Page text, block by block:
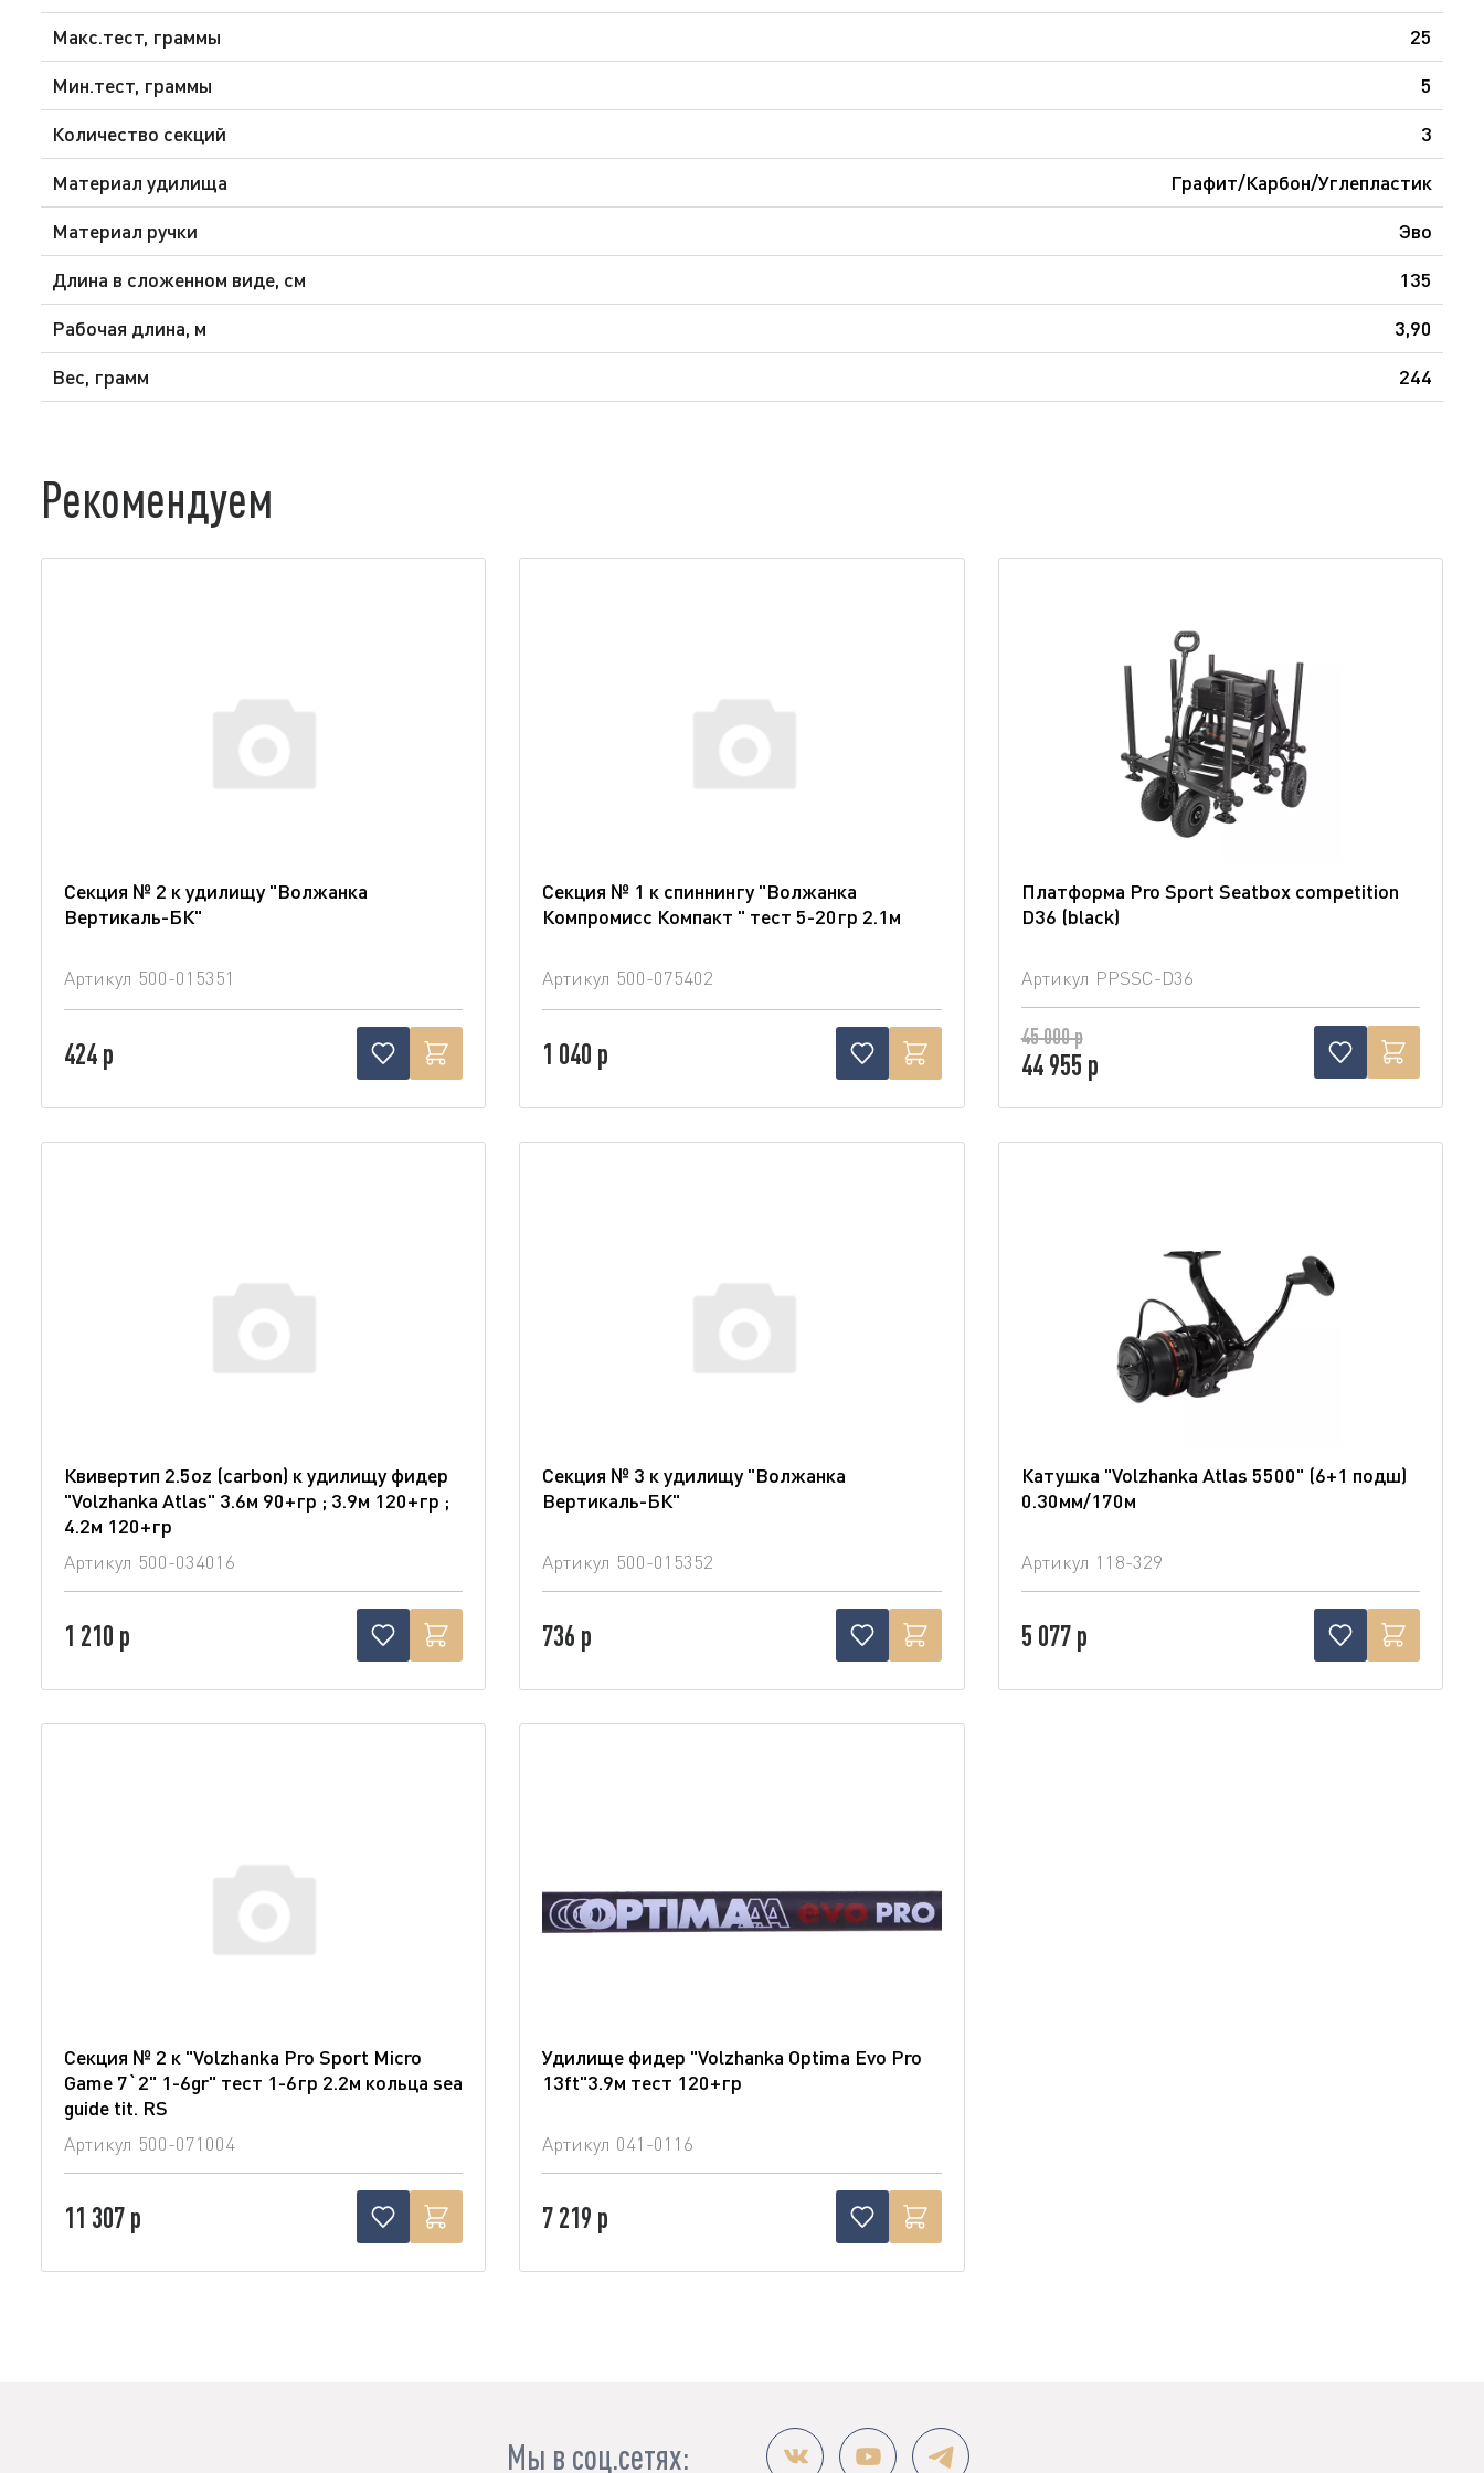
Макс.тест, граммы
25
Мин.тест, граммы
5
Количество секций
3
Материал удилища
Графит/Карбон/Углепластик
Материал ручки
Эво
Длина в сложенном виде, см
135
Рабочая длина, м
3,90
Вес, грамм
244
Рекомендуем
Секция № 2 к удилищу "Волжанка
Вертикаль-БК"
Артикул 500-015351
424 р
Секция № 1 к спиннингу "Волжанка
Компромисс Компакт " тест 5-20гр 2.1м
Артикул 500-075402
1 040 р
Платформа Pro Sport Seatbox competition
D36 (blaсk)
Артикул PPSSC-D36
45 000 р
44 955 р
Квивертип 2.5oz (carbon) к удилищу фидер
"Volzhanka Atlas" 3.6м 90+гр ; 3.9м 120+гр ;
4.2м 120+гр
Артикул 500-034016
1 210 р
Секция № 3 к удилищу "Волжанка
Вертикаль-БК"
Артикул 500-015352
736 р
Катушка "Volzhanka Atlas 5500" (6+1 подш)
0.30мм/170м
Артикул 118-329
5 077 р
Секция № 2 к "Volzhanka Pro Sport Micro
Game 7`2" 1-6gr" тест 1-6гр 2.2м кольца sea
guide tit. RS
Артикул 500-071004
11 307 р
Удилище фидер "Volzhanka Optima Evo Pro
13ft"3.9м тест 120+гр
Артикул 041-0116
7 219 р
Мы в соц.сетях: